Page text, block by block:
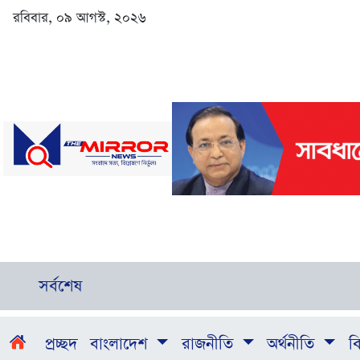
রবিবার, ০৯ আগস্ট, ২০২৬
সর্বশেষ
প্রচ্ছদ বাংলাদেশ রাজনীতি অর্থনীতি